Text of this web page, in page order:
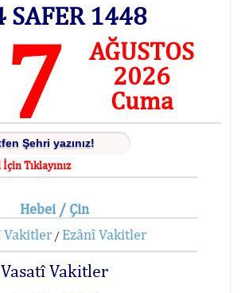
SAFER 1448
7
AĞUSTOS
2026
Cuma
Tıklayınız
Hebei / Çin
Vakitler/ Ezânî Vakitler
Vasatî Vakitler